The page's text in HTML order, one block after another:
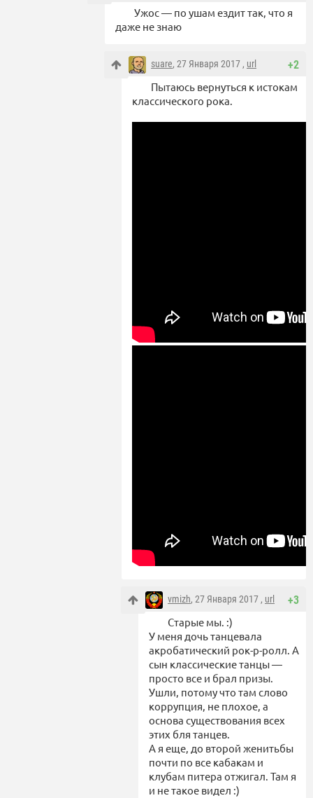
Ужос — по ушам ездит так, что я
даже не знаю
+2
suare, 27 Января 2017 , url
Пытаюсь вернуться к истокам
классического рока.
+3
vmizh, 27 Января 2017 , url
Старые мы. :)
У меня дочь танцевала
акробатический рок-р-ролл. А
сын классические танцы —
просто все и брал призы.
Ушли, потому что там слово
коррупция, не плохое, а
основа существования всех
этих бля танцев.
А я еще, до второй женитьбы
почти по все кабакам и
клубам питера отжигал. Там я
и не такое видел :)